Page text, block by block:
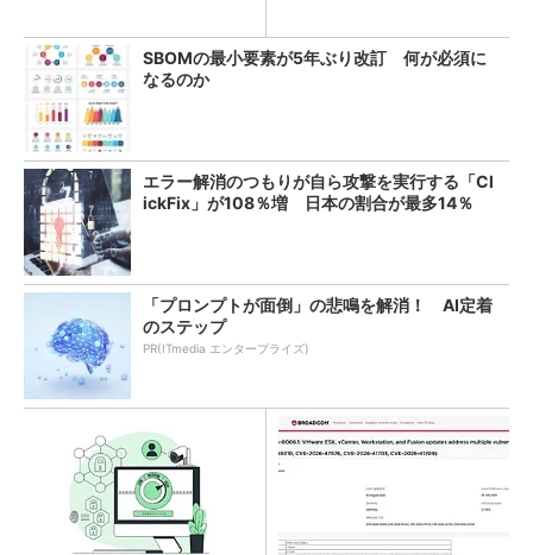
SBOMの最小要素が5年ぶり改訂 何が必須に
なるのか
エラー解消のつもりが自ら攻撃を実行する「Cl
ickFix」が108％増 日本の割合が最多14％
「プロンプトが面倒」の悲鳴を解消！ AI定着
のステップ
PR(ITmedia エンタープライズ)